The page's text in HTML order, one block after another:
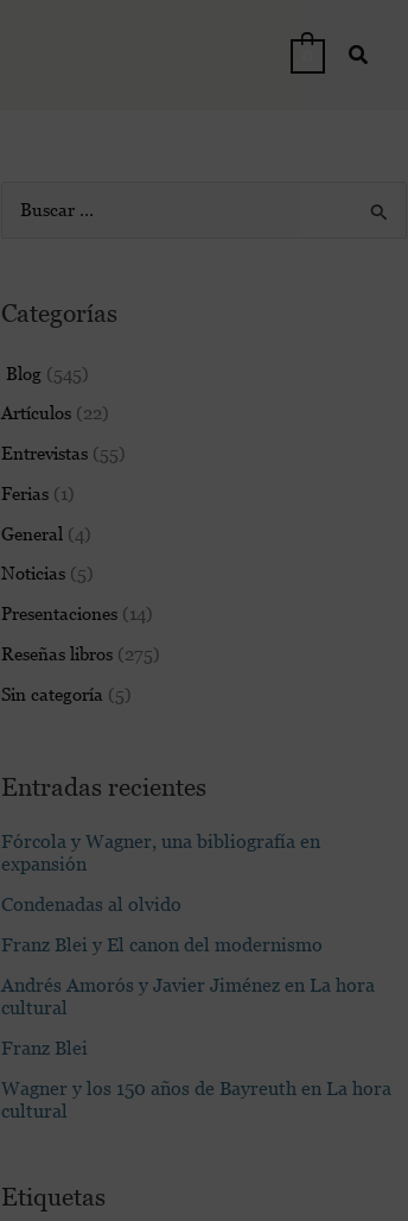
c
o
r
:
Categorías
Blog (545)
Artículos(22)
Entrevistas(55)
Ferias(1)
General (4)
Noticias(5)
Presentaciones(14)
Reseñas libros(275)
Sin categoría (5)
Entradas recientes
Fórcola y Wagner, una bibliografía en
expansión
Condenadas al olvido
Franz Blei y El canon del modernismo
Andrés Amorós y Javier Jiménez en La hora
cultural
Franz Blei
Wagner y los 150 años de Bayreuth en La hora
cultural
Etiquetas